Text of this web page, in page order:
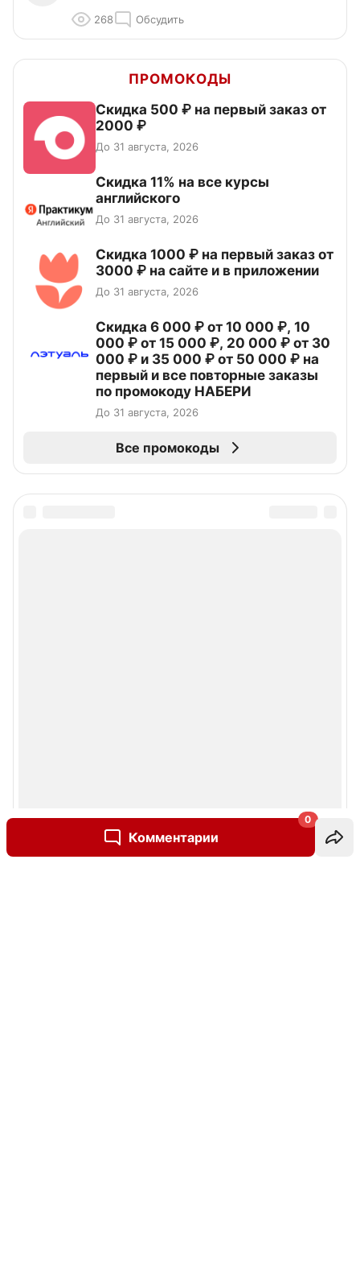
Комментарии
0
268 Обсудить
ПРОМОКОДЫ
Скидка 500 ₽ на первый заказ от
2000 ₽
До 31 августа, 2026
Скидка 11% на все курсы
английского
До 31 августа, 2026
Скидка 1000 ₽ на первый заказ от
3000 ₽ на сайте и в приложении
До 31 августа, 2026
Скидка 6 000 ₽ от 10 000 ₽, 10
000 ₽ от 15 000 ₽, 20 000 ₽ от 30
000 ₽ и 35 000 ₽ от 50 000 ₽ на
первый и все повторные заказы
по промокоду НАБЕРИ
До 31 августа, 2026
Все промокоды